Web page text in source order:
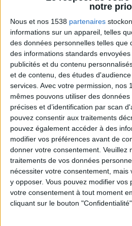
notre
Nous et nos 1538 partenaires
informations sur un appareil, telles
des données personnelles telles que
des informations standards
publicités et du contenu
et de contenu, des études
services. Avec votre permission, nos
mêmes pouvons utiliser des
précises et d’identification par scan
pouvez consentir aux traitements
pouvez également accéder à des
modifier vos préférences avant de
donner votre consentement. Veuillez
traitements de vos données
nécessiter votre consentement, mais
y opposer. Vous pouvez modifier vos
votre consentement à tout moment
cliquant sur le bouton
Combien de kilos souhaitez-
Moins de
5 kilos
De 5 à 10
kilos
Webinaires en direct
Chaque semaine, posez
en participant à des vidéo-
Jean-Michel et les
programme.